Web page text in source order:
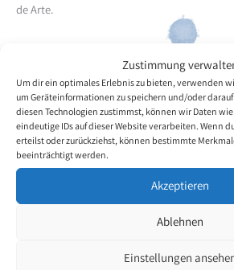
Zustimmung
Um dir ein optimales Erlebnis zu bieten, verwenden
um Geräteinformationen zu speichern und/oder
diesen Technologien zustimmst, können wir Daten
eindeutige IDs auf dieser Website verarbeiten. Wenn
erteilst oder zurückziehst, können bestimmte
beeinträchtigt werden.
Akzeptieren
Ablehnen
Einstellungen
de Arte.
Volver a la descripción general del